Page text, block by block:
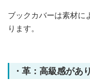
ブックカバーは素材に
ります。
・革：高級感があ